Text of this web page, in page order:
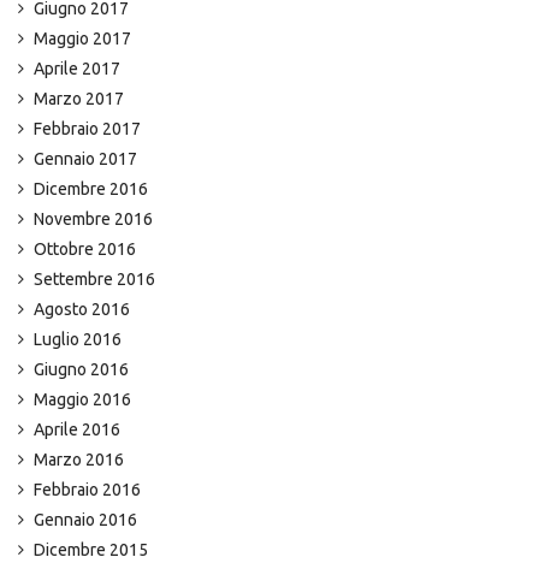
Giugno 2017
Maggio 2017
Aprile 2017
Marzo 2017
Febbraio 2017
Gennaio 2017
Dicembre 2016
Novembre 2016
Ottobre 2016
Settembre 2016
Agosto 2016
Luglio 2016
Giugno 2016
Maggio 2016
Aprile 2016
Marzo 2016
Febbraio 2016
Gennaio 2016
Dicembre 2015